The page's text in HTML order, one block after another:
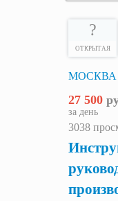
?
ОТКРЫТАЯ
МОСКВА
27 500
за день
3038